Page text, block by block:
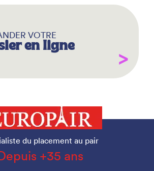
VOTRE
en ligne
du placement au pair
+35 ans